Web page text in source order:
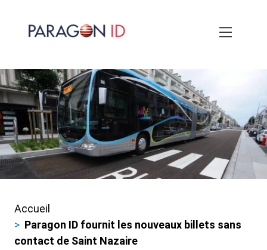
contenu
Fils
d'ariane
Accueil
Paragon ID fournit les nouveaux billets sans
contact de Saint Nazaire